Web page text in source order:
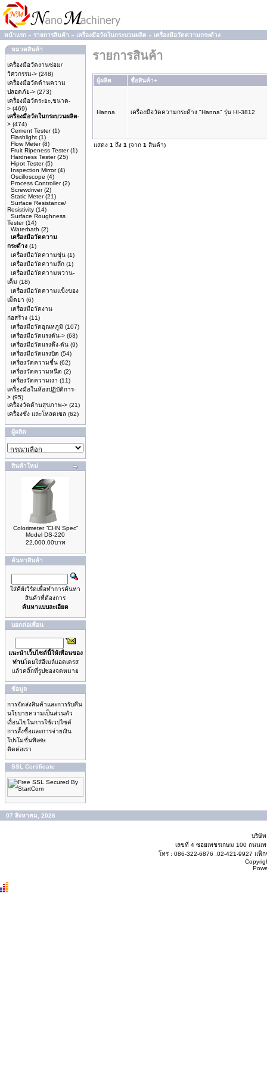
หน้าแรก » รายการสินค้า » เครื่องมือวัดในกระบวนผลิต » เครื่องมือวัดความกระด้าง
หมวดสินค้า
เครื่องมือวัดงานซ่อม/
วิศวกรรม-> (248)
เครื่องมือวัดด้านความ
ปลอดภัย-> (273)
เครื่องมือวัดระยะ,ขนาด-
> (469)
เครื่องมือวัดในกระบวนผลิต-
> (474)
Cement Tester(1)
Flashlight (1)
Flow Meter(8)
Fruit Ripeness Tester(1)
Hardness Tester(25)
Hipot Tester(5)
Inspection Mirror(4)
Oscilloscope (4)
Process Controller(2)
Screwdriver(2)
Static Meter(21)
Surface Resistance/
Resistivity (14)
Surface Roughness
Tester(14)
Waterbath (2)
เครื่องมือวัดความ
กระด้าง (1)
เครื่องมือวัดความขุ่น (1)
เครื่องมือวัดความลึก (1)
เครื่องมือวัดความหวาน-
เค็ม (18)
เครื่องมือวัดความแข็งของ
เม็ดยา (6)
เครื่องมือวัดงาน
ก่อสร้าง (11)
เครื่องมือวัดอุณหภูมิ (107)
เครื่องมือวัดแรงดัน-> (63)
เครื่องมือวัดแรงดึง-ดัน (9)
เครื่องมือวัดแรงบิด (54)
เครื่องวัดความชื้น (62)
เครื่องวัดความหนืด (2)
เครื่องวัดความเงา (11)
เครื่องมือในห้องปฏิบัติการ-
> (95)
เครื่องวัดด้านสุขภาพ-> (21)
เครื่องชั่ง และโหลดเซล (62)
ผู้ผลิต
สินค้าใหม่
Colorimeter “CHN Spec”
Model DS-220
22,000.00บาท
ค้นหาสินค้า
ใส่คีย์เวิร์ดเพื่อทำการค้นหา
สินค้าที่ต้องการ
ค้นหาแบบละเอียด
บอกต่อเพื่อน
แนะนำเว็บไซด์นี้ให้เพื่อนของ
ท่านโดยใส่อีเมล์แอดเดรส
แล้วคลิ๊กที่รูปซองจดหมาย
ข้อมูล
การจัดส่งสินค้าและการรับคืน
นโยบายความเป็นส่วนตัว
เงื่อนไขในการใช้เวปไซด์
การสั้งซื้อและการจ่ายเงิน
โปรโมชั่นพิเศษ
ติดต่อเรา
SSL Certificate
รายการสินค้า
ผู้ผลิต ชื่อสินค้า+
Hanna เครื่องมือวัดความกระด้าง "Hanna" รุ่น HI-3812
แสดง 1 ถึง 1 (จาก 1 สินค้า)
07 สิงหาคม, 2026
บริษั
เลขที่ 4 ซอยเพชรเกษม 100 ถนนเ
โทร : 086-322-6876 ,02-421-9927 แฟ็